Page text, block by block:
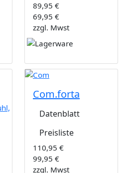
89,95 €
69,95 €
zzgl. Mwst
Com.forta
Datenblatt
Preisliste
110,95 €
99,95 €
zzgl. Mwst